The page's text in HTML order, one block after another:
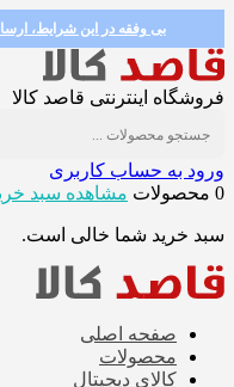
بی وفقه در این شرایط،
فروشگاه اینترنتی قاصد کالا
ورود به حساب کاربری
0 محصولات
مشاهده سبد
سبد خرید شما خالی است.
صفحه اصلی
محصولات
کالای دیجیتال